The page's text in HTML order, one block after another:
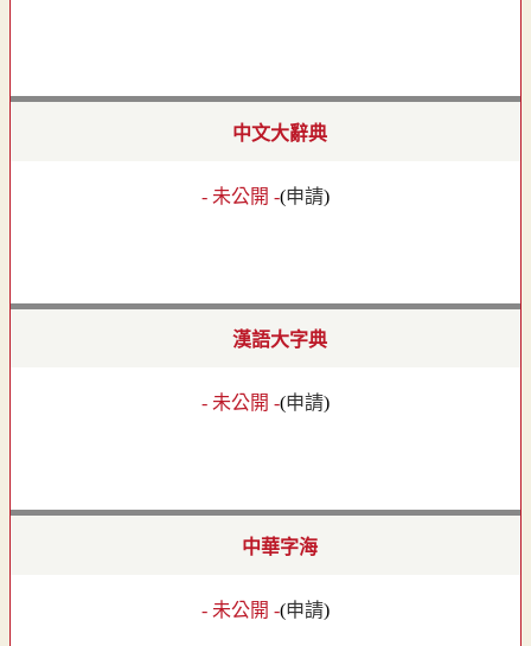
中文大辭典
- 未公開 -(申請)
漢語大字典
- 未公開 -(申請)
中華字海
- 未公開 -(申請)